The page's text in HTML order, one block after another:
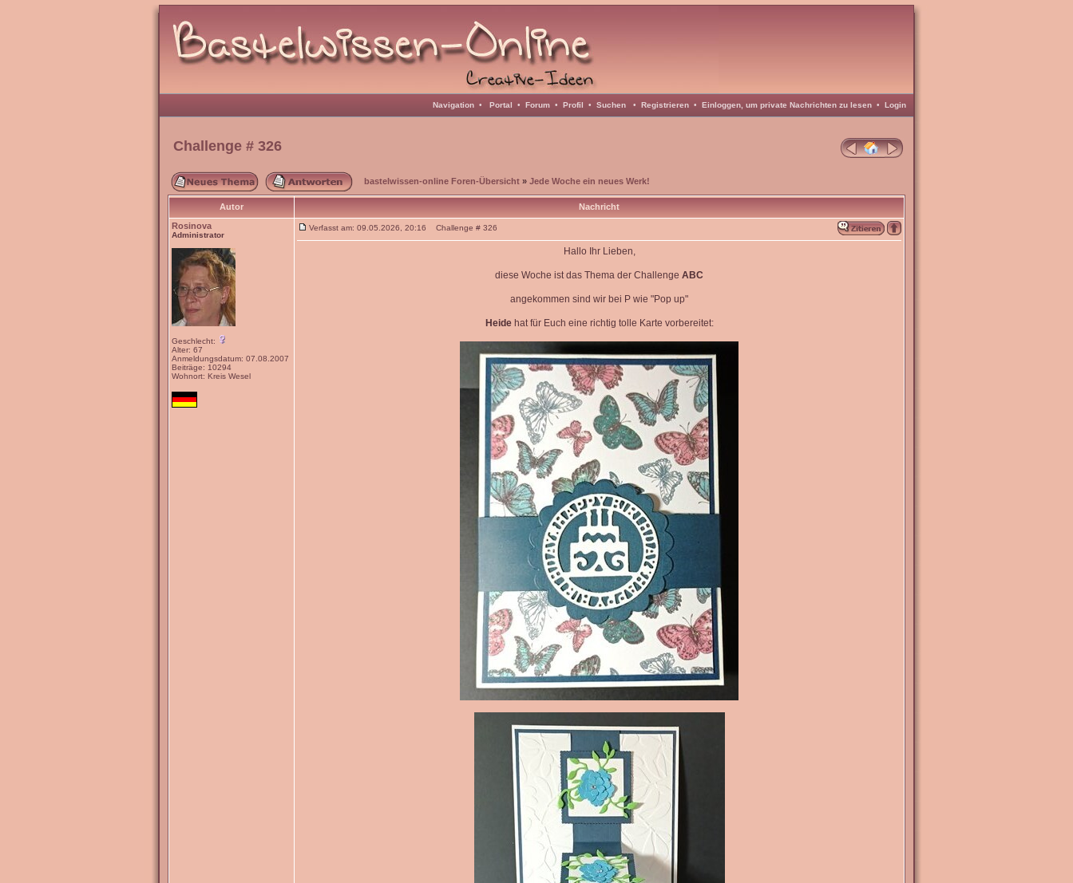
Navigation • Portal • Forum • Profil • Suchen • Registrieren • Einloggen, um private Nachrichten zu lesen • Login
Challenge # 326
bastelwissen-online Foren-Übersicht » Jede Woche ein neues Werk!
Autor
Nachricht
Rosinova
Administrator
Geschlecht:
Alter: 67
Anmeldungsdatum: 07.08.2007
Beiträge: 10294
Wohnort: Kreis Wesel
Verfasst am: 09.05.2026, 20:16 Challenge # 326
Hallo Ihr Lieben,
diese Woche ist das Thema der Challenge ABC
angekommen sind wir bei P wie "Pop up"
Heidehat für Euch eine richtig tolle Karte vorbereitet: